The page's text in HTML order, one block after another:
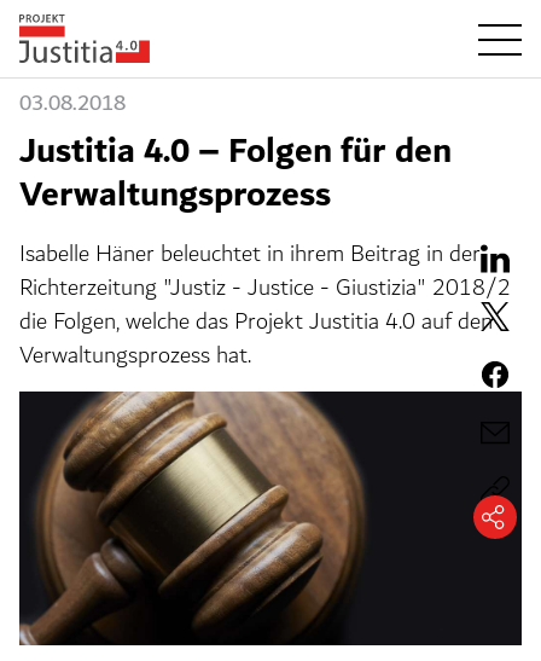
03.08.2018
Justitia 4.0 – Folgen für den
Verwaltungsprozess
Isabelle Häner beleuchtet in ihrem Beitrag in der
Richterzeitung "Justiz - Justice - Giustizia" 2018/2
die Folgen, welche das Projekt Justitia 4.0 auf den
Verwaltungsprozess hat.